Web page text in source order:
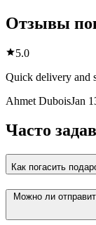
Отзывы
5.0
Quick delivery and
Ahmet DuboisJan
Часто
Как погасить
Можно ли